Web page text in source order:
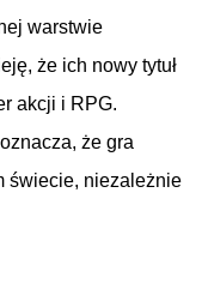
warstwie
, że ich nowy tytuł
akcji i RPG.
oznacza, że gra
świecie, niezależnie